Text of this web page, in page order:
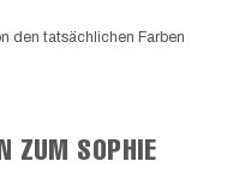
den tatsächlichen Farben
ZUM SOPHIE